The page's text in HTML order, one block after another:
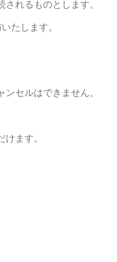
れるものとします。
たします。
セルはできません。
ます。